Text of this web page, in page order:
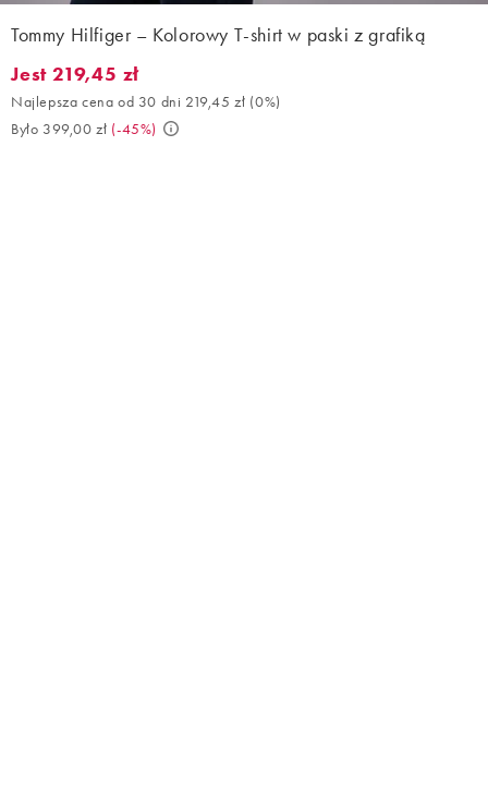
Tommy Hilfiger – Kolorowy T-shirt w paski z grafiką
Jest 219,45 zł. Najlepsza cena od 30 dni 219,45 zł (0%). Było
Jest 219,45 zł
Najlepsza cena od 30 dni 219,45 zł (0%)
Było 399,00 zł (-45%)